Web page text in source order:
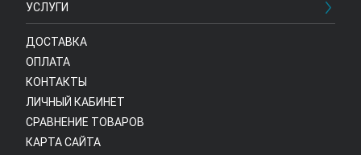
УСЛУГИ
ДОСТАВКА
ОПЛАТА
КОНТАКТЫ
ЛИЧНЫЙ КАБИНЕТ
СРАВНЕНИЕ ТОВАРОВ
КАРТА САЙТА